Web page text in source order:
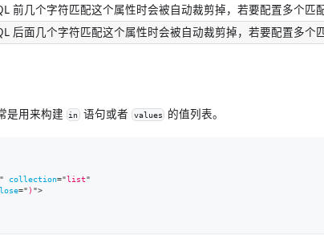
前几个字符匹配这个属性时会被自动裁剪掉，若要配置多个匹
后面几个字符匹配这个属性时会被自动裁剪掉，若要配置多个
是用来构建 in 语句或者 values 的值列表。
collection=" list"
=" ) ">